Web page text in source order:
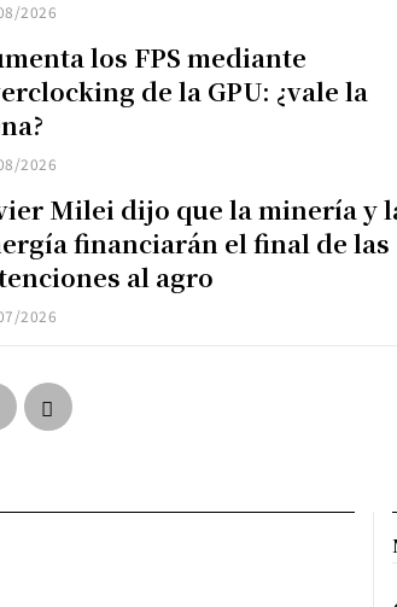
2026
los FPS mediante
de la GPU: ¿vale la
2026
Milei dijo que la minería y
financiarán el final de las
al agro
2026